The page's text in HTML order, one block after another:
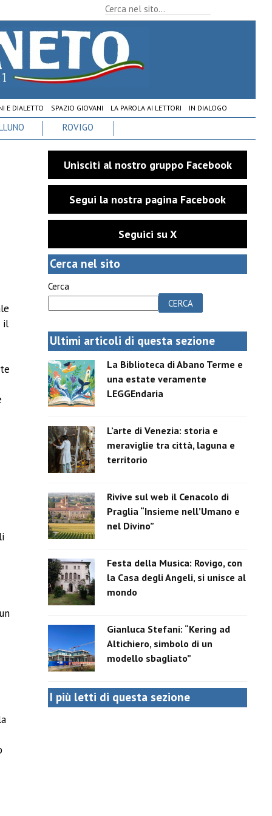
E DIALETTO SPAZIO GIOVANI LA PAROLA AI LETTORI IN DIALOGO
ROVIGO
il
Unisciti al nostro gruppo Facebook
Segui la nostra pagina Facebook
Seguici su X
Cerca nel sito
Cerca
CERCA
Ultimi articoli di questa sezione
La Biblioteca di Abano Terme e
una estate veramente
LEGGEndaria
L’arte di Venezia: storia e
meraviglie tra città, laguna e
territorio
Rivive sul web il Cenacolo di
Praglia “Insieme nell’Umano e
nel Divino”
Festa della Musica: Rovigo, con
la Casa degli Angeli, si unisce al
mondo
Gianluca Stefani: “Kering ad
Altichiero, simbolo di un
modello sbagliato”
I più letti di questa sezione